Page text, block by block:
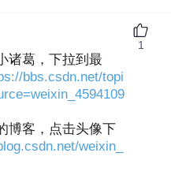
诸葛，下拉到最
bbs.csdn.net/topi
博客，点击头像下
weixin_
1